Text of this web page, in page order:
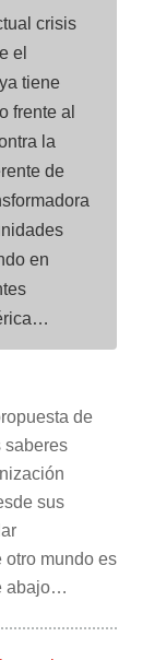
crisis
el
tiene
frente al
la
de
en
de
saberes
sus
otro mundo es
abajo…